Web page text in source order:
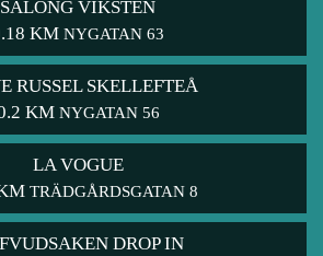
SALONG VIKSTEN
KM NYGATAN 63
RUSSEL SKELLEFTEÅ
KM NYGATAN 56
LA VOGUE
TRÄDGÅRDSGATAN 8
DROP IN